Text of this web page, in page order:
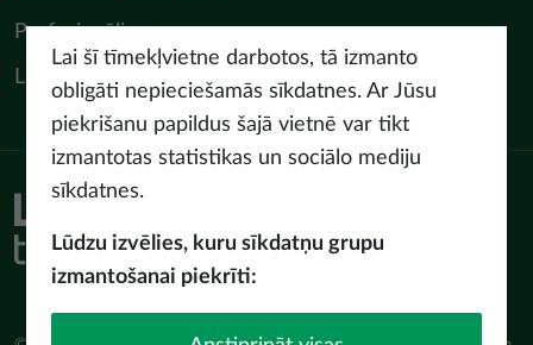
Profesionāļiem
LIAA Tūrisma departaments
Lietošanas noteikumi
Lai šī tīmekļvietne darbotos, tā izmanto
obligāti nepieciešamās sīkdatnes. Ar Jūsu
piekrišanu papildus šajā vietnē var tikt
izmantotas statistikas un sociālo mediju
sīkdatnes.
Lūdzu izvēlies, kuru sīkdatņu grupu
izmantošanai piekrīti: